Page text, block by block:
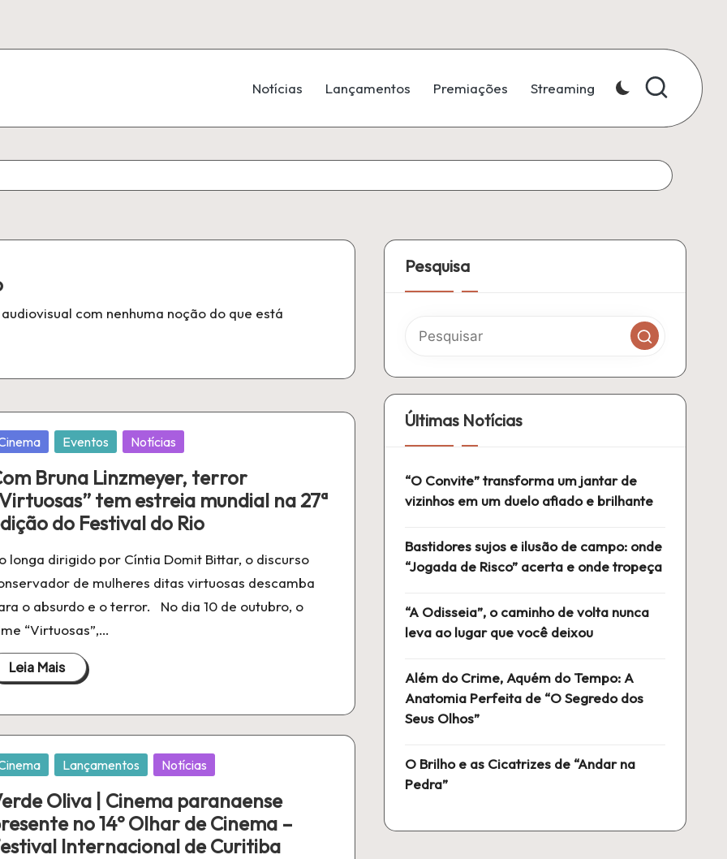
Notícias Lançamentos Premiações Streaming
com nenhuma noção do que está
Eventos Notícias
Bruna Linzmeyer, terror
tem estreia mundial na 27ª
do Festival do Rio
longa dirigido por Cíntia Domit Bittar, o discurso
de mulheres ditas virtuosas descamba
o absurdo e o terror. No dia 10 de outubro, o
“Virtuosas”,…
Leia Mais
Lançamentos Notícias
Oliva | Cinema paranaense
no 14º Olhar de Cinema –
Internacional de Curitiba
Pesquisa
Últimas Notícias
“O Convite” transforma um jantar de
vizinhos em um duelo afiado e brilhante
Bastidores sujos e ilusão de campo: onde
“Jogada de Risco” acerta e onde tropeça
“A Odisseia”, o caminho de volta nunca
leva ao lugar que você deixou
Além do Crime, Aquém do Tempo: A
Anatomia Perfeita de “O Segredo dos
Seus Olhos”
O Brilho e as Cicatrizes de “Andar na
Pedra”